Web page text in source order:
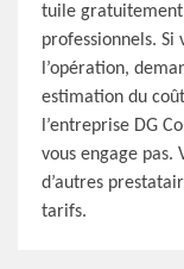
tuile
professionnels. Si
l’opération,
estimation du
l’entreprise DG
vous engage pas.
d’autres
tarifs.